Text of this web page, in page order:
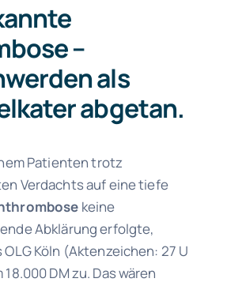
–
als
abgetan.
Patienten trotz
Verdachts auf eine tiefe
keine
Abklärung erfolgte,
OLG Köln (Aktenzeichen: 27 U
18.000 DM zu. Das wären